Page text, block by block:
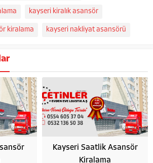
kayseri kiralık asansör
kiralama kayseri nakliyat asansörü
Kayseri Saatlik Asansör
Kiralama